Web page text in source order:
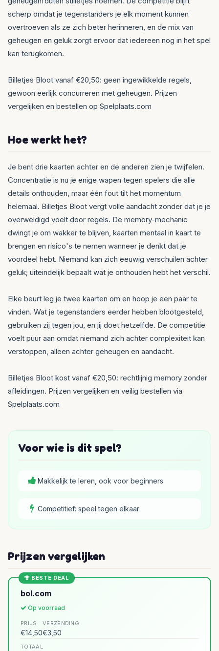
scherp omdat je tegenstanders je elk moment kunnen
overtroeven als ze zich beter herinneren, en de mix van
geheugen en geluk zorgt ervoor dat iedereen nog in het spel
kan terugkomen.
Billetjes Bloot vanaf €20,50: geen ingewikkelde regels,
gewoon eerlijk concurreren met geheugen. Prijzen
vergelijken en bestellen op Spelplaats.com
Hoe werkt het?
Je bent drie kaarten achter en de anderen zien je twijfelen.
Concentratie is nu je enige wapen tegen spelers die alle
details onthouden, maar één fout tilt het momentum
helemaal. Billetjes Bloot vergt volle aandacht zonder dat je je
overweldigd voelt door regels. De memory-mechanic
dwingt je om wakker te blijven, kaarten mentaal in kaart te
brengen en risico's te nemen wanneer je denkt dat je
voordeel hebt. Niemand kan zich eeuwig verschuilen achter
geluk; uiteindelijk bepaalt wat je onthouden hebt het verschil.
Elke beurt leg je twee kaarten om en hoop je een paar te
vinden. Wat je tegenstanders eerder hebben blootgesteld,
gebruiken zij tegen jou, en jij doet hetzelfde. De competitie
voelt puur aan omdat niemand zich achter complexiteit kan
verstoppen, alleen achter geheugen en aandacht.
Billetjes Bloot kost vanaf €20,50: rechtlijnig memory zonder
afleidingen. Prijzen vergelijken en veilig bestellen via
Spelplaats.com
Voor wie is dit spel?
Makkelijk te leren, ook voor beginners
Competitief: speel tegen elkaar
Prijzen vergelijken
BESTE DEAL
bol.com
Op voorraad
PRIJS
€14,50
VERZENDING
€3,50
TOTAAL